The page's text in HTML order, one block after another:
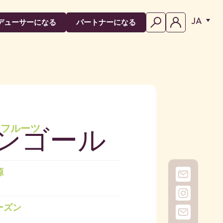
ューサーになる パートナーになる JA
ルーツ
ゴール
ズン